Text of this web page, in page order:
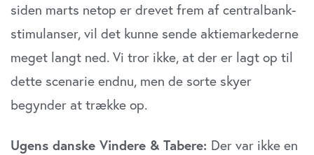
siden marts netop er drevet frem af centralbank-
stimulanser, vil det kunne sende aktiemarkederne
meget langt ned. Vi tror ikke, at der er lagt op til
dette scenarie endnu, men de sorte skyer
begynder at trække op.
Ugens danske Vindere & Tabere: Der var ikke en